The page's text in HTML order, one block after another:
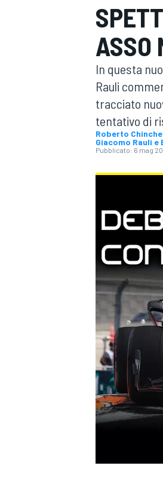
MOTOGP
WRC
ASSO
In questa
Rauli
tracciato
tentativo di
Roberto
Giacomo Rauli
Pubblicato: 6 mag